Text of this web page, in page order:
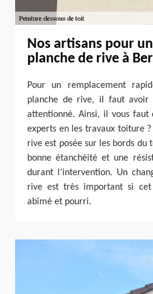
Nos artisans pour
planche de rive à
Pour un remplacement
planche de rive, il faut
attentionné. Ainsi, il vous faut
experts en les travaux toiture
rive est posée sur les bords
bonne étanchéité et une
durant l’intervention. Un
rive est très important si
abîmé et pourri.